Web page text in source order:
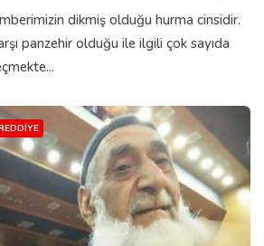
dikmiş olduğu hurma cinsidir.
panzehir olduğu ile ilgili çok sayıda